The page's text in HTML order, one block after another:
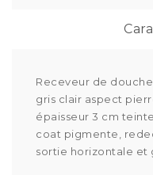
Receveur de
gris clair aspect
épaisseur 3 cm
coat pigmente,
sortie horizontale et